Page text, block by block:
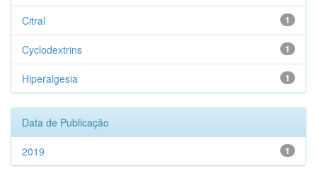
1
Citral
1
Cyclodextrins
1
Hiperalgesia
Data de Publicação
1
2019